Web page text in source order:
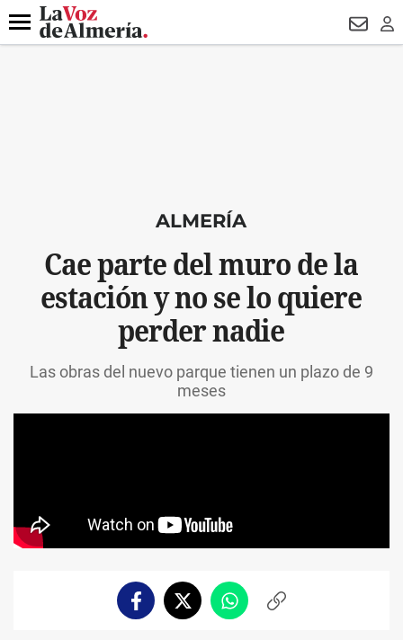
DESTACADO
Menú
ALMERÍA
Cae parte del muro de la
estación y no se lo quiere
perder nadie
Las obras del nuevo parque tienen un plazo de 9
meses
FacebookTwitterWhatsappCopiar